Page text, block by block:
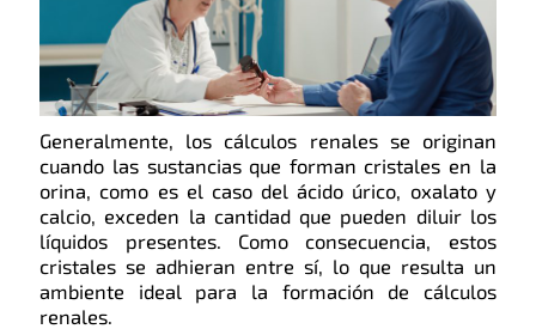
Generalmente, los cálculos renales se originan
cuando las sustancias que forman cristales en la
orina, como es el caso del ácido úrico, oxalato y
calcio, exceden la cantidad que pueden diluir los
líquidos presentes. Como consecuencia, estos
cristales se adhieran entre sí, lo que resulta un
ambiente ideal para la formación de cálculos
renales.